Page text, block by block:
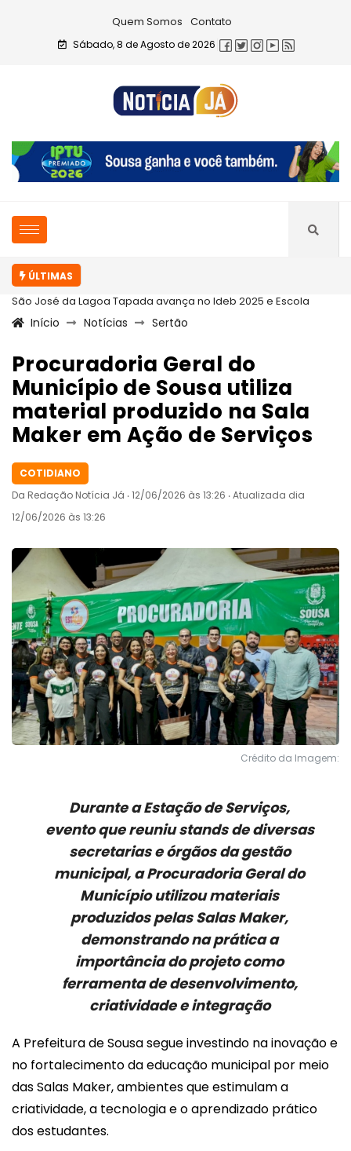
Quem Somos Contato
Sábado, 8 de Agosto de 2026
ÚLTIMAS
São José da Lagoa Tapada avança no Ideb 2025 e Escola
Celestino...
Início Notícias Sertão
Procuradoria Geral do
Município de Sousa utiliza
material produzido na Sala
Maker em Ação de Serviços
COTIDIANO
Da Redação Notícia Já ‧ 12/06/2026 às 13:26 ‧ Atualizada dia
12/06/2026 às 13:26
Crédito da Imagem:
Durante a Estação de Serviços,
evento que reuniu stands de diversas
secretarias e órgãos da gestão
municipal, a Procuradoria Geral do
Município utilizou materiais
produzidos pelas Salas Maker,
demonstrando na prática a
importância do projeto como
ferramenta de desenvolvimento,
criatividade e integração
A Prefeitura de Sousa segue investindo na inovação e
no fortalecimento da educação municipal por meio
das Salas Maker, ambientes que estimulam a
criatividade, a tecnologia e o aprendizado prático
dos estudantes.